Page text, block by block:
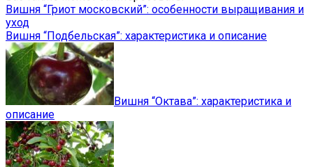
Вишня “Гриот московский”: особенности выращивания и
уход
Вишня “Подбельская”: характеристика и описание
Вишня “Октава”: характеристика и
описание